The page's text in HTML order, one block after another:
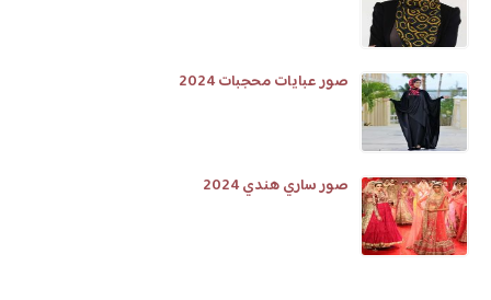
صور عبايات محجبات 2024
صور ساري هندي 2024